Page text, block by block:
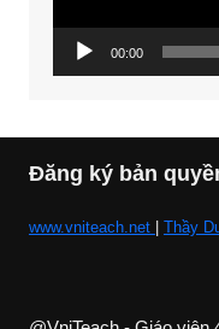
00:00
Đăng ký bản
www.vniteach.net | Thầy